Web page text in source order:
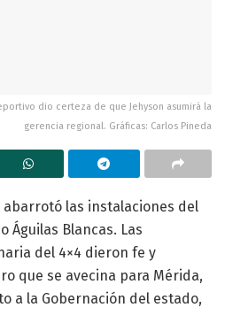
dio certeza de que Jehyson asumirá la
gerencia regional. Gráficas: Carlos Pineda
las instalaciones del
Águilas Blancas. Las
del 4×4 dieron fe y
que se avecina para Mérida,
a la Gobernación del estado,